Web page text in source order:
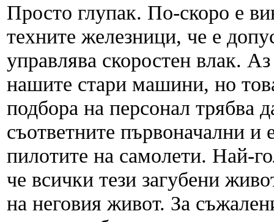
Просто глупак. По-скоро е
техните железници, че е
управлява скоростен влак.
нашите стари машини, но
подбора на персонал трябва
съответните първоначални и
пилотите на самолети. Най-
че всички тези загубени
на неговия живот. За